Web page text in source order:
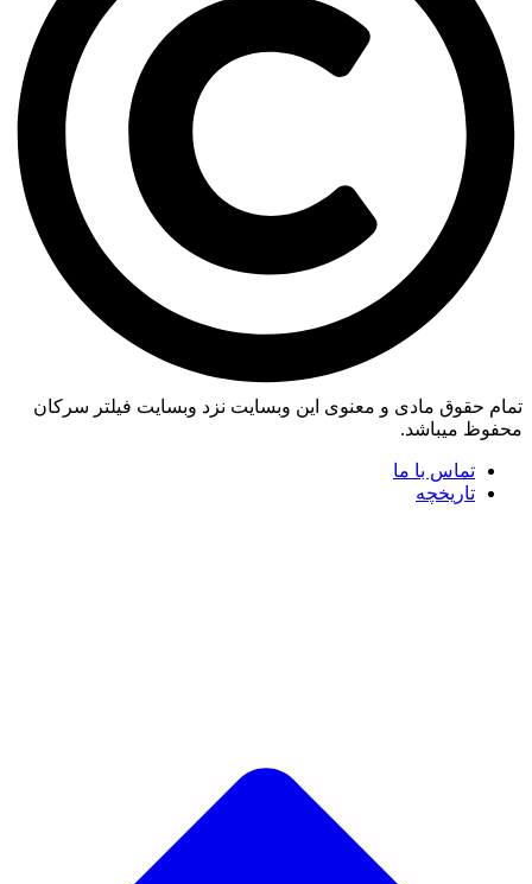
تمام حقوق مادی و معنوی این وبسایت نزد وبسایت فیلتر سرکان
محفوظ میباشد.
تماس با ما
تاریخچه